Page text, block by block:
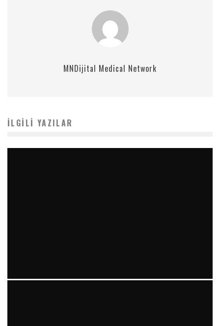
MNDijital Medical Network
İLGILI YAZILAR